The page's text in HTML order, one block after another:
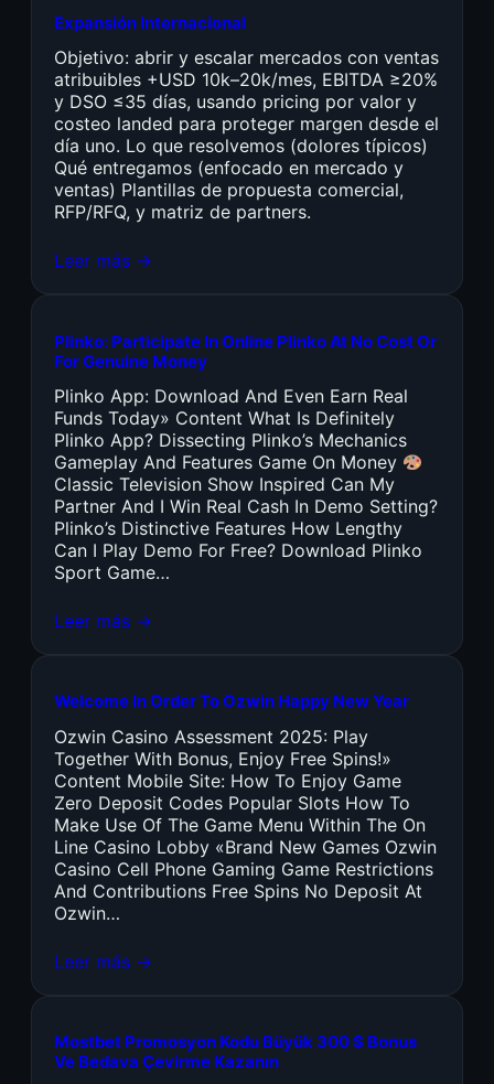
Expansión Internacional
Objetivo: abrir y escalar mercados con ventas
atribuibles +USD 10k–20k/mes, EBITDA ≥20%
y DSO ≤35 días, usando pricing por valor y
costeo landed para proteger margen desde el
día uno. Lo que resolvemos (dolores típicos)
Qué entregamos (enfocado en mercado y
ventas) Plantillas de propuesta comercial,
RFP/RFQ, y matriz de partners.
Leer más →
Plinko: Participate In Online Plinko At No Cost Or
For Genuine Money
Plinko App: Download And Even Earn Real
Funds Today» Content What Is Definitely
Plinko App? Dissecting Plinko’s Mechanics
Gameplay And Features Game On Money
Classic Television Show Inspired Can My
Partner And I Win Real Cash In Demo Setting?
Plinko’s Distinctive Features How Lengthy
Can I Play Demo For Free? Download Plinko
Sport Game…
Leer más →
Welcome In Order To Ozwin Happy New Year
Ozwin Casino Assessment 2025: Play
Together With Bonus, Enjoy Free Spins!»
Content Mobile Site: How To Enjoy Game
Zero Deposit Codes Popular Slots How To
Make Use Of The Game Menu Within The On
Line Casino Lobby «Brand New Games Ozwin
Casino Cell Phone Gaming Game Restrictions
And Contributions Free Spins No Deposit At
Ozwin…
Leer más →
Mostbet Promosyon Kodu Büyük 300 $ Bonus
Ve Bedava Çevirme Kazanın